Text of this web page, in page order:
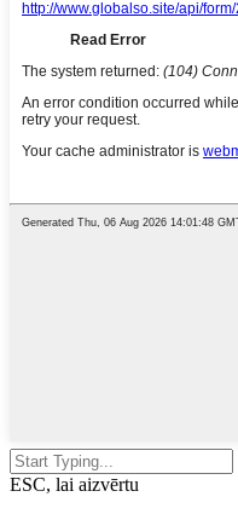
ESC, lai aizvērtu